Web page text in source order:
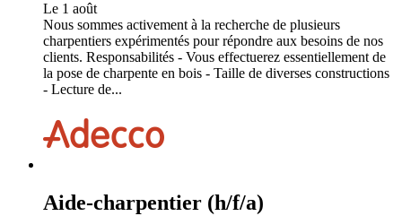
Le 1 août
Nous sommes activement à la recherche de plusieurs
charpentiers expérimentés pour répondre aux besoins de nos
clients. Responsabilités - Vous effectuerez essentiellement de
la pose de charpente en bois - Taille de diverses constructions
- Lecture de...
Aide-charpentier (h/f/a)